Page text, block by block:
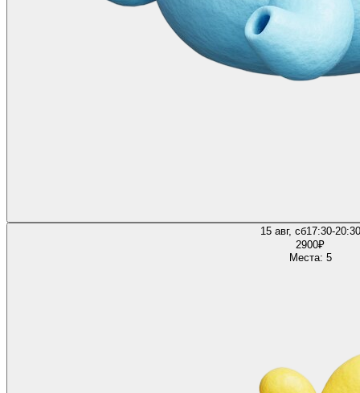
15 авг, сб17:30-20:30
2900₽
Места: 5